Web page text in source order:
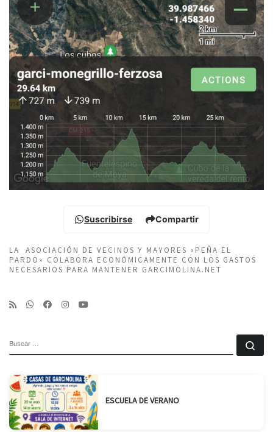
Suscribirse Compartir
LA ASOCIACIÓN DE VECINOS Y MAYORES «PEÑA EL
PARDO» COLABORA ECONÓMICAMENTE CON LOS GASTOS
NECESARIOS PARA MANTENER GARCIMOLINA.NET
ESCUELA DE VERANO